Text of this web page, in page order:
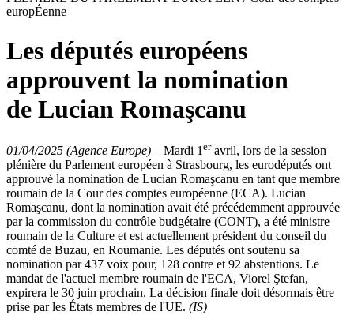
europÉenne
Les députés européens
approuvent la nomination
de Lucian Romaşcanu
01/04/2025 (Agence Europe) – Mardi 1 eravril, lors de la session
plénière du Parlement européen à Strasbourg, les eurodéputés ont
approuvé la nomination de Lucian Romaşcanu en tant que membre
roumain de la Cour des comptes européenne (ECA). Lucian
Romaşcanu, dont la nomination avait été précédemment approuvée
par la commission du contrôle budgétaire (CONT), a été ministre
roumain de la Culture et est actuellement président du conseil du
comté de Buzau, en Roumanie. Les députés ont soutenu sa
nomination par 437 voix pour, 128 contre et 92 abstentions. Le
mandat de l'actuel membre roumain de l'ECA, Viorel Ştefan,
expirera le 30 juin prochain. La décision finale doit désormais être
prise par les États membres de l'UE. (IS)